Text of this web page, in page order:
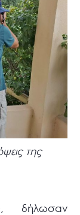
της
δήλωσαν